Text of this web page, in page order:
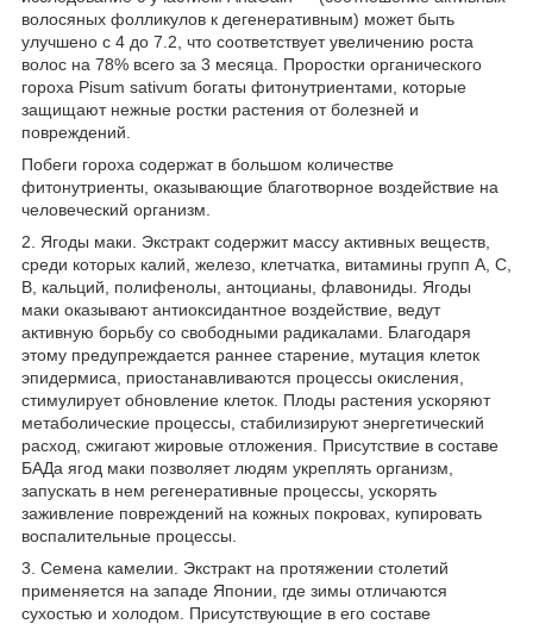
волосяных фолликулов к дегенеративным) может быть
улучшено с 4 до 7.2, что соответствует увеличению роста
волос на 78% всего за 3 месяца. Проростки органического
гороха Pisum sativum богаты фитонутриентами, которые
защищают нежные ростки растения от болезней и
повреждений.
Побеги гороха содержат в большом количестве
фитонутриенты, оказывающие благотворное воздействие на
человеческий организм.
2. Ягоды маки. Экстракт содержит массу активных веществ,
среди которых калий, железо, клетчатка, витамины групп А, С,
В, кальций, полифенолы, антоцианы, флавониды. Ягоды
маки оказывают антиоксидантное воздействие, ведут
активную борьбу со свободными радикалами. Благодаря
этому предупреждается раннее старение, мутация клеток
эпидермиса, приостанавливаются процессы окисления,
стимулирует обновление клеток. Плоды растения ускоряют
метаболические процессы, стабилизируют энергетический
расход, сжигают жировые отложения. Присутствие в составе
БАДа ягод маки позволяет людям укреплять организм,
запускать в нем регенеративные процессы, ускорять
заживление повреждений на кожных покровах, купировать
воспалительные процессы.
3. Семена камелии. Экстракт на протяжении столетий
применяется на западе Японии, где зимы отличаются
сухостью и холодом. Присутствующие в его составе